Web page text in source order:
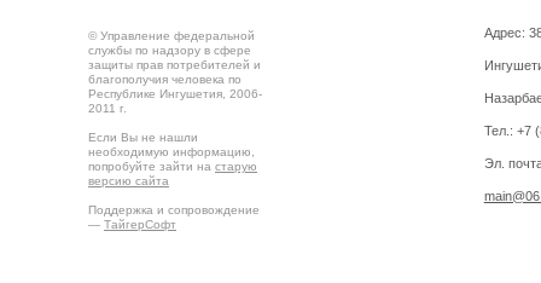
© Управление федеральной
службы по надзору в сфере
защиты прав потребителей и
благополучия человека по
Республике Ингушетия, 2006-
2011 г.
Если Вы не нашли
необходимую информацию,
попробуйте зайти на старую
версию сайта
Поддержка и сопровождение
— ТайгерСофт
Адрес:
Тел.: +7
Эл.